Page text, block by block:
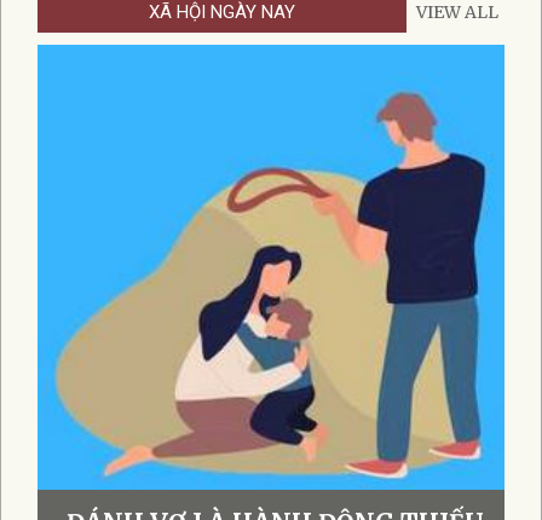
XÃ HỘI NGÀY NAY VIEW ALL